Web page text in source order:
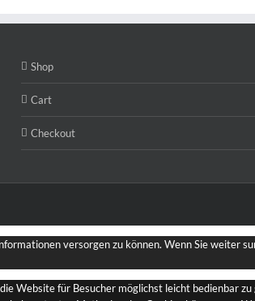
Shop
Cart
Checkout
versorgen zu können. Wenn Sie weiter
Website für Besucher möglichst leicht bedienbar